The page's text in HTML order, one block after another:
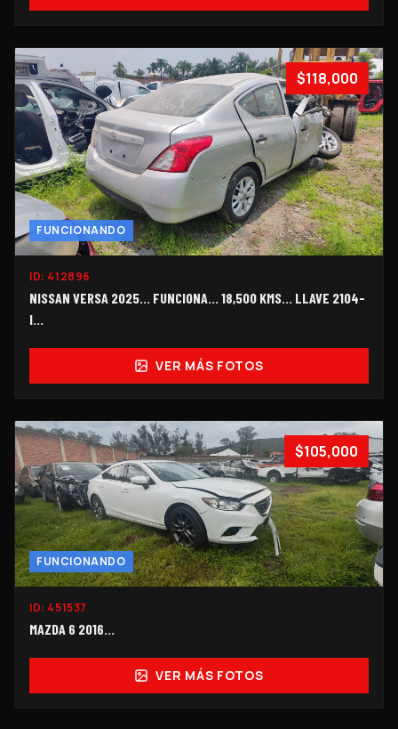
$118,000
FUNCIONANDO
ID: 412896
NISSAN VERSA 2025... FUNCIONA... 18,500 KMS... LLAVE 2104-
I...
VER MÁS FOTOS
$105,000
FUNCIONANDO
ID: 451537
MAZDA 6 2016...
VER MÁS FOTOS